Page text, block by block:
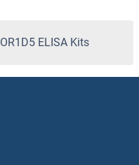
OR1D5 ELISA Kits